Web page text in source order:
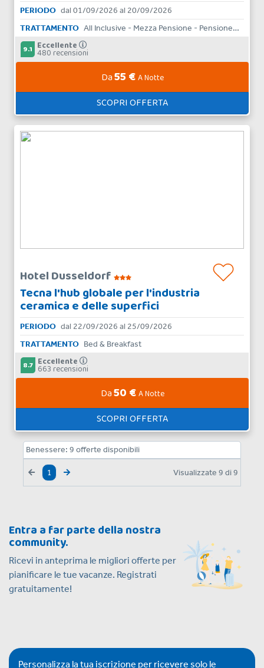
PERIODO dal 01/09/2026 al 20/09/2026
TRATTAMENTO
All Inclusive - Mezza Pensione - Pensione Completa - Bed & Breakfast - Solo Pernottamento
9.1 Eccellente
480 recensioni
Da55 €A Notte
SCOPRI OFFERTA
Hotel Dusseldorf
Tecna l'hub globale per l'industria
ceramica e delle superfici
PERIODO dal 22/09/2026 al 25/09/2026
TRATTAMENTO Bed & Breakfast
8.7 Eccellente
663 recensioni
Da50 €A Notte
SCOPRI OFFERTA
Benessere: 9 offerte disponibili
1 Visualizzate 9 di9
Entra a far parte della nostra
community.
Ricevi in anteprima le migliori offerte per
pianificare le tue vacanze. Registrati
gratuitamente!
Personalizza la tua iscrizione per ricevere solo le